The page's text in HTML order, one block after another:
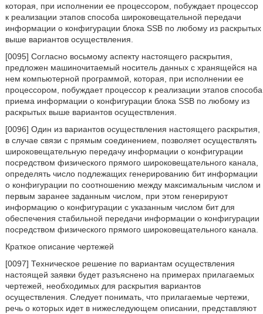
которая, при исполнении ее процессором, побуждает процессор
к реализации этапов способа широковещательной передачи
информации о конфигурации блока SSB по любому из раскрытых
выше вариантов осуществления.
[0095] Согласно восьмому аспекту настоящего раскрытия,
предложен машиночитаемый носитель данных с хранящейся на
нем компьютерной программой, которая, при исполнении ее
процессором, побуждает процессор к реализации этапов способа
приема информации о конфигурации блока SSB по любому из
раскрытых выше вариантов осуществления.
[0096] Один из вариантов осуществления настоящего раскрытия,
в случае связи с прямым соединением, позволяет осуществлять
широковещательную передачу информации о конфигурации
посредством физического прямого широковещательного канала,
определять число подлежащих генерированию бит информации
о конфигурации по соотношению между максимальным числом и
первым заранее заданным числом, при этом генерируют
информацию о конфигурации с указанным числом бит для
обеспечения стабильной передачи информации о конфигурации
посредством физического прямого широковещательного канала.
Краткое описание чертежей
[0097] Техническое решение по вариантам осуществления
настоящей заявки будет разъяснено на примерах прилагаемых
чертежей, необходимых для раскрытия вариантов
осуществления. Следует понимать, что прилагаемые чертежи,
речь о которых идет в нижеследующем описании, представляют